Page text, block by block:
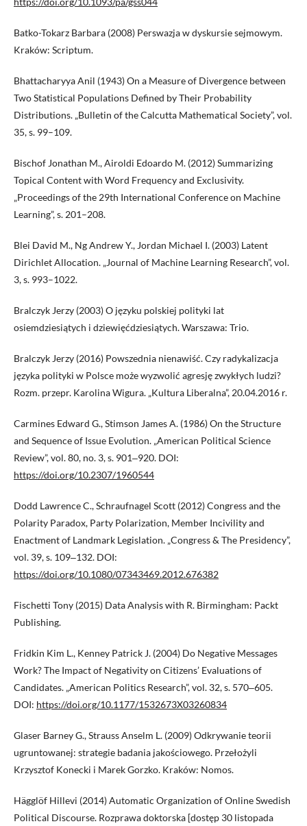
Batko-Tokarz Barbara (2008) Perswazja w dyskursie sejmowym.
Kraków: Scriptum.
Bhattacharyya Anil (1943) On a Measure of Divergence between
Two Statistical Populations Defined by Their Probability
Distributions. „Bulletin of the Calcutta Mathematical Society”, vol.
35, s. 99–109.
Bischof Jonathan M., Airoldi Edoardo M. (2012) Summarizing
Topical Content with Word Frequency and Exclusivity.
„Proceedings of the 29th International Conference on Machine
Learning”, s. 201–208.
Blei David M., Ng Andrew Y., Jordan Michael I. (2003) Latent
Dirichlet Allocation. „Journal of Machine Learning Research”, vol.
3, s. 993–1022.
Bralczyk Jerzy (2003) O języku polskiej polityki lat
osiemdziesiątych i dziewięćdziesiątych. Warszawa: Trio.
Bralczyk Jerzy (2016) Powszednia nienawiść. Czy radykalizacja
języka polityki w Polsce może wyzwolić agresję zwykłych ludzi?
Rozm. przepr. Karolina Wigura. „Kultura Liberalna”, 20.04.2016 r.
Carmines Edward G., Stimson James A. (1986) On the Structure
and Sequence of Issue Evolution. „American Political Science
Review”, vol. 80, no. 3, s. 901‒920. DOI:
https://doi.org/10.2307/1960544
Dodd Lawrence C., Schraufnagel Scott (2012) Congress and the
Polarity Paradox, Party Polarization, Member Incivility and
Enactment of Landmark Legislation. „Congress & The Presidency”,
vol. 39, s. 109‒132. DOI:
https://doi.org/10.1080/07343469.2012.676382
Fischetti Tony (2015) Data Analysis with R. Birmingham: Packt
Publishing.
Fridkin Kim L., Kenney Patrick J. (2004) Do Negative Messages
Work? The Impact of Negativity on Citizens’ Evaluations of
Candidates. „American Politics Research”, vol. 32, s. 570‒605.
DOI: https://doi.org/10.1177/1532673X03260834
Glaser Barney G., Strauss Anselm L. (2009) Odkrywanie teorii
ugruntowanej: strategie badania jakościowego. Przełożyli
Krzysztof Konecki i Marek Gorzko. Kraków: Nomos.
Hägglöf Hillevi (2014) Automatic Organization of Online Swedish
Political Discourse. Rozprawa doktorska [dostęp 30 listopada